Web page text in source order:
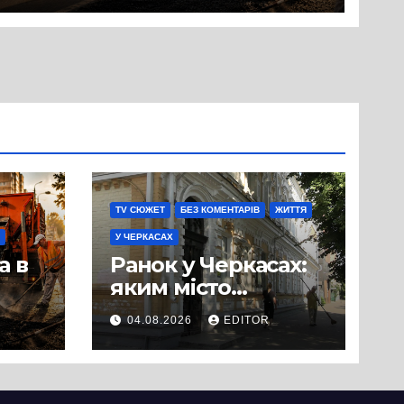
вулиці Надпільної
в
TV СЮЖЕТ БЕЗ КОМЕНТАРІВ ЖИТТЯ
У ЧЕРКАСАХ
Ранок у Черкасах:
яким місто
зустрічає новий
день
04.08.2026 EDITOR